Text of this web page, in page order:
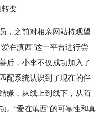
转变
，之前对相亲网站持观望
在滇西”这一平台进行尝
后，小李不仅成功加入了
配系统认识到了现在的伴
缘，从线上到线下，从陌
。“爱在滇西”的可靠性和真